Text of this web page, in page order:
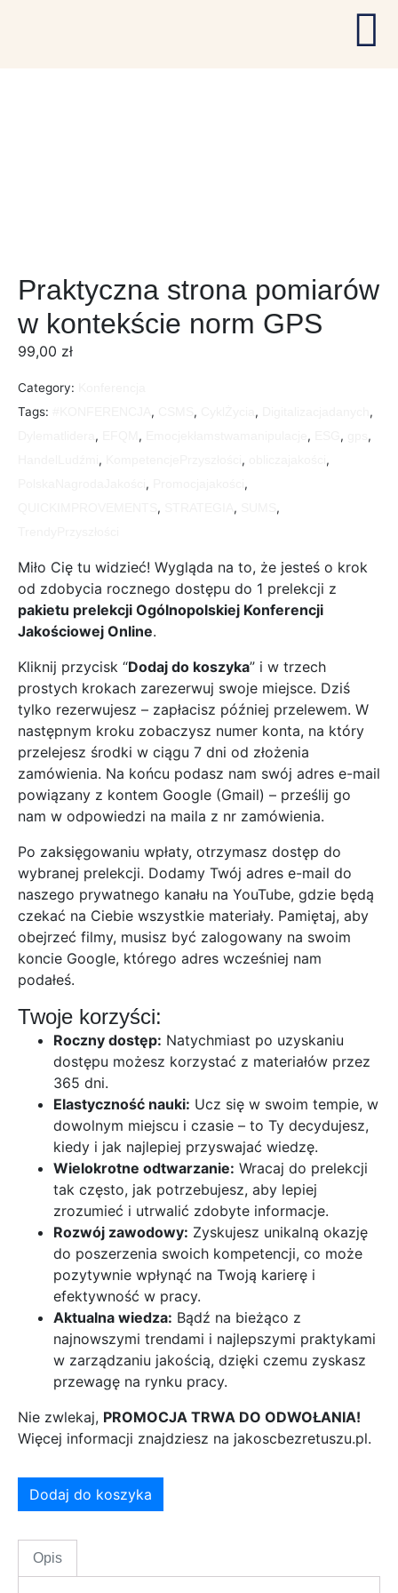
Praktyczna strona pomiarów
w kontekście norm GPS
99,00 zł
Category:
Tags: , , , ,
, , , , ,
, , ,
, ,
, , ,
Miło Cię tu widzieć! Wygląda na to, że jesteś o krok
od zdobycia rocznego dostępu do 1 prelekcji z
pakietu prelekcji Ogólnopolskiej Konferencji
Jakościowej Online.
Kliknij przycisk “Dodaj do koszyka” i w trzech
prostych krokach zarezerwuj swoje miejsce. Dziś
tylko rezerwujesz – zapłacisz później przelewem. W
następnym kroku zobaczysz numer konta, na który
przelejesz środki w ciągu 7 dni od złożenia
zamówienia. Na końcu podasz nam swój adres e-mail
powiązany z kontem Google (Gmail) – prześlij go
nam w odpowiedzi na maila z nr zamówienia.
Po zaksięgowaniu wpłaty, otrzymasz dostęp do
wybranej prelekcji. Dodamy Twój adres e-mail do
naszego prywatnego kanału na YouTube, gdzie będą
czekać na Ciebie wszystkie materiały. Pamiętaj, aby
obejrzeć filmy, musisz być zalogowany na swoim
koncie Google, którego adres wcześniej nam
podałeś.
Twoje korzyści:
Roczny dostęp: Natychmiast po uzyskaniu
dostępu możesz korzystać z materiałów przez
365 dni.
Elastyczność nauki: Ucz się w swoim tempie, w
dowolnym miejscu i czasie – to Ty decydujesz,
kiedy i jak najlepiej przyswajać wiedzę.
Wielokrotne odtwarzanie: Wracaj do prelekcji
tak często, jak potrzebujesz, aby lepiej
zrozumieć i utrwalić zdobyte informacje.
Rozwój zawodowy: Zyskujesz unikalną okazję
do poszerzenia swoich kompetencji, co może
pozytywnie wpłynąć na Twoją karierę i
efektywność w pracy.
Aktualna wiedza: Bądź na bieżąco z
najnowszymi trendami i najlepszymi praktykami
w zarządzaniu jakością, dzięki czemu zyskasz
przewagę na rynku pracy.
Nie zwlekaj, PROMOCJA TRWA DO ODWOŁANIA!
Więcej informacji znajdziesz na jakoscbezretuszu.pl.
Dodaj do koszyka
Opis